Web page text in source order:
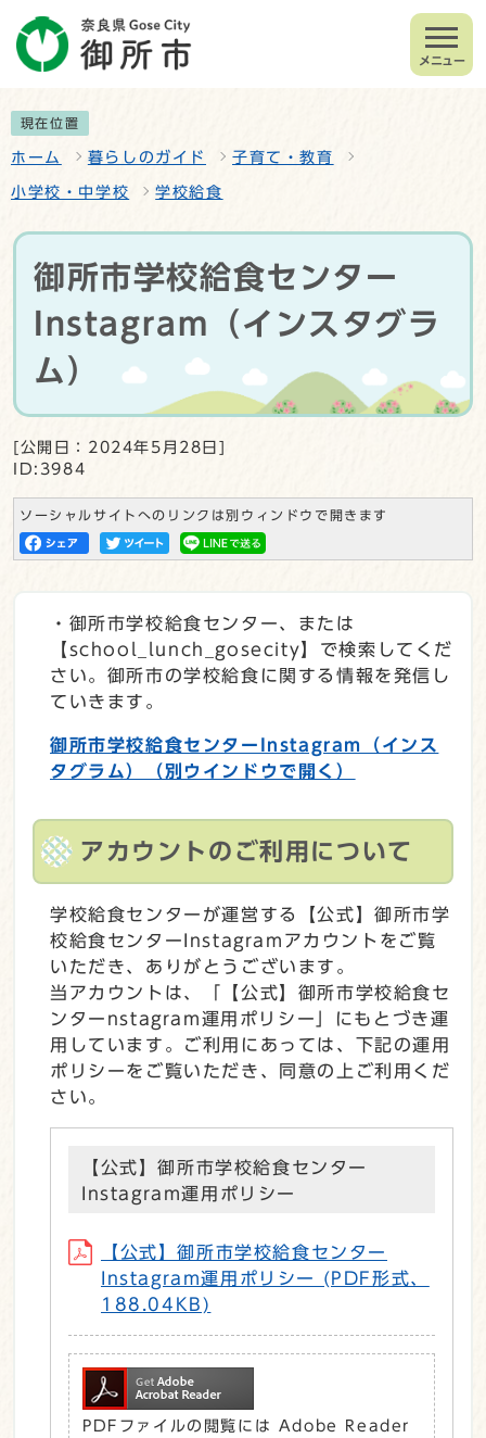
メニュー
現在位置
ホーム 暮らしのガイド 子育て・教育
小学校・中学校 学校給食
御所市学校給食センター
Instagram（インスタグラ
ム）
[公開日：2024年5月28日]
ID:3984
ソーシャルサイトへのリンクは別ウィンドウで開きます
・御所市学校給食センター、または
【school_lunch_gosecity】で検索してくだ
さい。御所市の学校給食に関する情報を発信し
ていきます。
御所市学校給食センターInstagram（インス
タグラム）
（別ウインドウで開く）
アカウントのご利用について
学校給食センターが運営する【公式】御所市学
校給食センターInstagramアカウントをご覧
いただき、ありがとうございます。
当アカウントは、「【公式】御所市学校給食セ
ンターnstagram運用ポリシー」にもとづき運
用しています。ご利用にあっては、下記の運用
ポリシーをご覧いただき、同意の上ご利用くだ
さい。
【公式】御所市学校給食センター
Instagram運用ポリシー
【公式】御所市学校給食センター
Instagram運用ポリシー (PDF形式、
188.04KB)
PDFファイルの閲覧には Adobe Reader